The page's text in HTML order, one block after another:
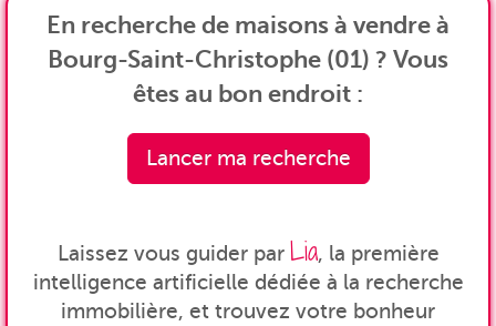
En recherche de maisons à vendre à
Bourg-Saint-Christophe (01) ? Vous
êtes au bon endroit :
Lancer ma recherche
Laissez vous guider par Lia, la première
intelligence artificielle dédiée à la recherche
immobilière, et trouvez votre bonheur